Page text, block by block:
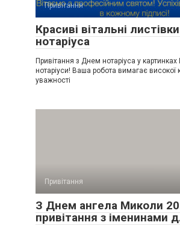
Привітання
Красиві вітальні
нотаріуса
Привітання з Днем нотаріуса у
нотаріуси! Ваша робота вимагає високої
уважності
Привітання
З Днем ангела Миколи
привітання з іменинами